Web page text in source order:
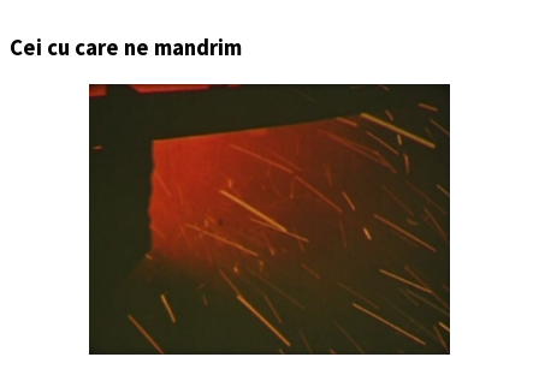
Cei cu care ne mandrim